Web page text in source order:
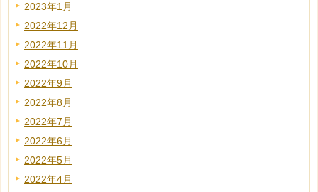
2023年1月
2022年12月
2022年11月
2022年10月
2022年9月
2022年8月
2022年7月
2022年6月
2022年5月
2022年4月